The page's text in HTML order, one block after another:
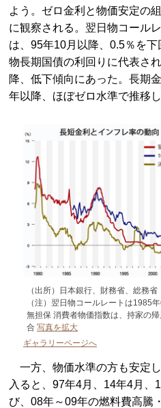
よう。ゼロ金利と物価安定の
に観察される。翌日物コール
は、95年10月以降、0.5％を
物長期国債の利回りに代表さ
降、低下傾向にあった。長期
年以降、ほぼゼロ水準で推移し
（出所）日本銀行、財務省、総務省
（注）翌日物コールレートは1985
無担保 消費者物価指数は、持家の
合 写真を拡大
ギャラリーページへ
一方、物価水準の方も安定
入ると、97年4月、14年4月、
び、08年～09年の燃料費高騰